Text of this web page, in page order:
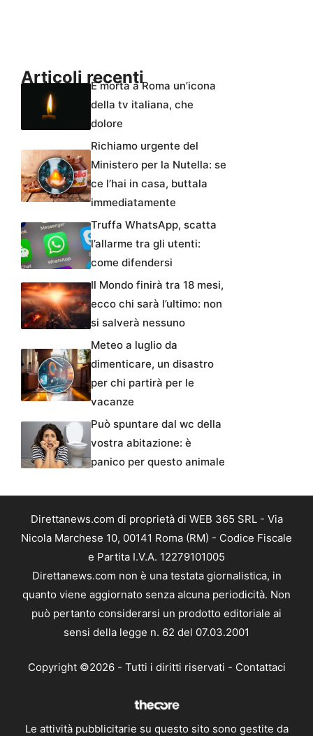
Articoli recentiÈ morta a Roma un’icona
della tv italiana, che
dolore
Richiamo urgente del
Ministero per la Nutella: se
ce l’hai in casa, buttala
immediatamente
Truffa WhatsApp, scatta
l’allarme tra gli utenti:
come difendersi
Il Mondo finirà tra 18 mesi,
ecco chi sarà l’ultimo: non
si salverà nessuno
Meteo a luglio da
dimenticare, un disastro
per chi partirà per le
vacanze
Può spuntare dal wc della
vostra abitazione: è
panico per questo animale
Direttanews.com di proprietà di WEB 365 SRL - Via
Nicola Marchese 10, 00141 Roma (RM) - Codice Fiscale
e Partita I.V.A. 12279101005
Direttanews.com non è una testata giornalistica, in
quanto viene aggiornato senza alcuna periodicità. Non
può pertanto considerarsi un prodotto editoriale ai
sensi della legge n. 62 del 07.03.2001
Copyright ©2026 - Tutti i diritti riservati - Contattaci
Le attività pubblicitarie su questo sito sono gestite da